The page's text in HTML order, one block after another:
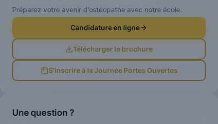
Préparez votre avenir d'ostéopathe avec notre école.
Candidature en ligne
Télécharger la brochure
S'inscrire à la Journée Portes Ouvertes
Une question ?